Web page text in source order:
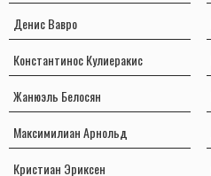
Денис Вавро
Константинос Кулиеракис
Жанюэль Белосян
Максимилиан Арнольд
Кристиан Эриксен